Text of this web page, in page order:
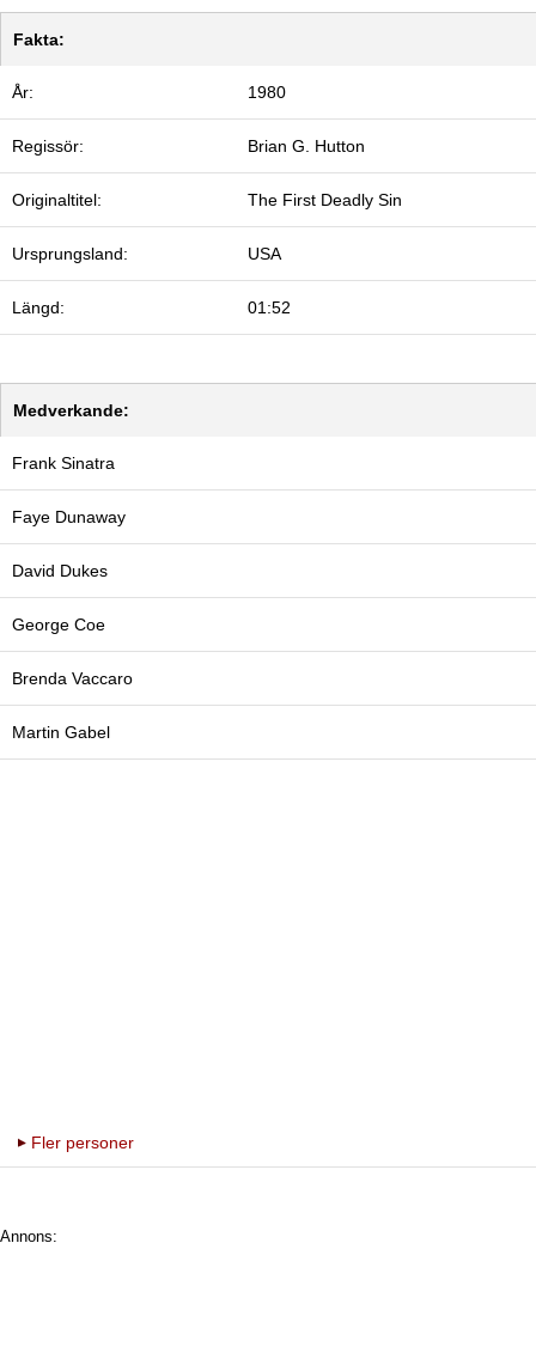
Fakta:
År: 1980
Regissör: Brian G. Hutton
Originaltitel: The First Deadly Sin
Ursprungsland: USA
Längd: 01:52
Medverkande:
Frank Sinatra
Faye Dunaway
David Dukes
George Coe
Brenda Vaccaro
Martin Gabel
Fler personer
Annons: